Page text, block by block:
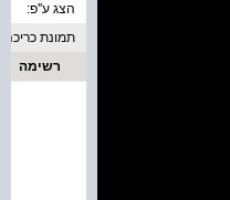
הצג ע''פ:
תמונת כריכה
רשימה